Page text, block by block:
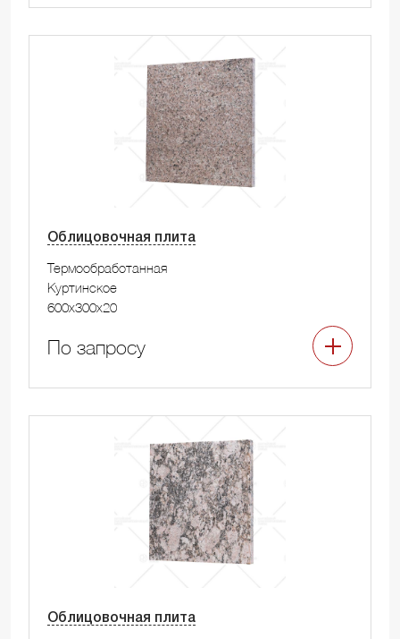
Облицовочная плита
Термообработанная
Куртинское
600x300x20
По запросу
Облицовочная плита